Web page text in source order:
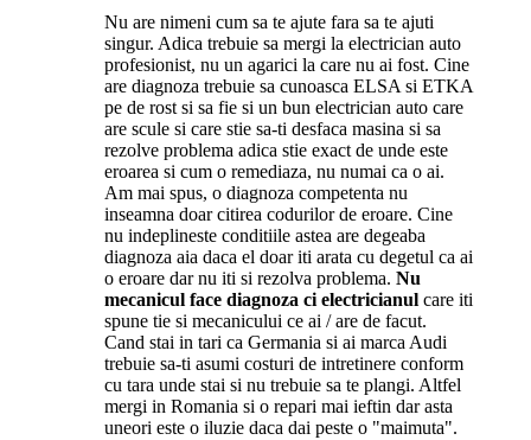
Nu are nimeni cum sa te ajute fara sa te ajuti
singur. Adica trebuie sa mergi la electrician auto
profesionist, nu un agarici la care nu ai fost. Cine
are diagnoza trebuie sa cunoasca ELSA si ETKA
pe de rost si sa fie si un bun electrician auto care
are scule si care stie sa-ti desfaca masina si sa
rezolve problema adica stie exact de unde este
eroarea si cum o remediaza, nu numai ca o ai.
Am mai spus, o diagnoza competenta nu
inseamna doar citirea codurilor de eroare. Cine
nu indeplineste conditiile astea are degeaba
diagnoza aia daca el doar iti arata cu degetul ca ai
o eroare dar nu iti si rezolva problema. Nu
mecanicul face diagnoza ci electricianul care iti
spune tie si mecanicului ce ai / are de facut.
Cand stai in tari ca Germania si ai marca Audi
trebuie sa-ti asumi costuri de intretinere conform
cu tara unde stai si nu trebuie sa te plangi. Altfel
mergi in Romania si o repari mai ieftin dar asta
uneori este o iluzie daca dai peste o "maimuta".